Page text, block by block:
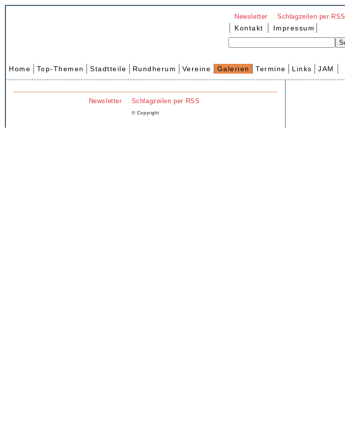
Newsletter Schlagzeilen per RSS
Kontakt Impressum
Home Top-Themen Stadtteile Rundherum Vereine Galerien Termine Links JAM
Newsletter Schlagzeilen per RSS
© Copyright